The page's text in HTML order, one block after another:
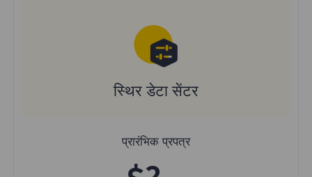
स्थिर डेटा सेंटर
प्रारंभिक प्रपत्र